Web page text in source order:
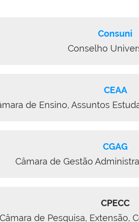
Consuni
Conselho
CEAA
de Ensino, Assuntos
CGAG
Câmara de Gestão
CPECC
Câmara de Pesquisa, Extensão,